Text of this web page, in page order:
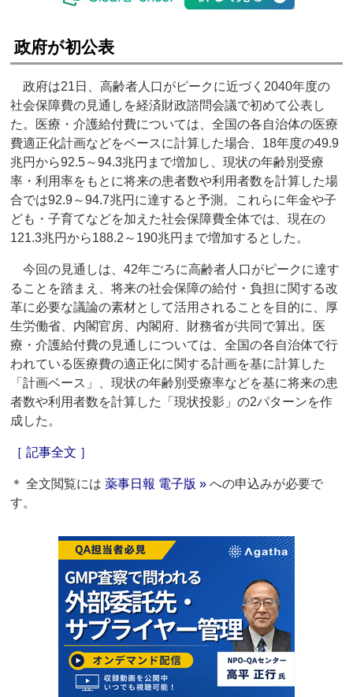
政府が初公表
政府は21日、高齢者人口がピークに近づく2040年度の
社会保障費の見通しを経済財政諮問会議で初めて公表し
た。医療・介護給付費については、全国の各自治体の医療
費適正化計画などをベースに計算した場合、18年度の49.9
兆円から92.5～94.3兆円まで増加し、現状の年齢別受療
率・利用率をもとに将来の患者数や利用者数を計算した場
合では92.9～94.7兆円に達すると予測。これらに年金や子
ども・子育てなどを加えた社会保障費全体では、現在の
121.3兆円から188.2～190兆円まで増加するとした。
今回の見通しは、42年ごろに高齢者人口がピークに達す
ることを踏まえ、将来の社会保障の給付・負担に関する改
革に必要な議論の素材として活用されることを目的に、厚
生労働省、内閣官房、内閣府、財務省が共同で算出。医
療・介護給付費の見通しについては、全国の各自治体で行
われている医療費の適正化に関する計画を基に計算した
「計画ベース」、現状の年齢別受療率などを基に将来の患
者数や利用者数を計算した「現状投影」の2パターンを作
成した。
［ 記事全文 ］
＊ 全文閲覧には薬事日報 電子版 » への申込みが必要で
す。